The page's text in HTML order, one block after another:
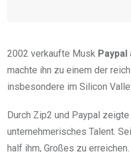
2002 verkaufte Musk Paypal
machte ihn zu einem der
insbesondere im Silicon
Durch Zip2 und Paypal
unternehmerisches Talent.
half ihm, Großes zu